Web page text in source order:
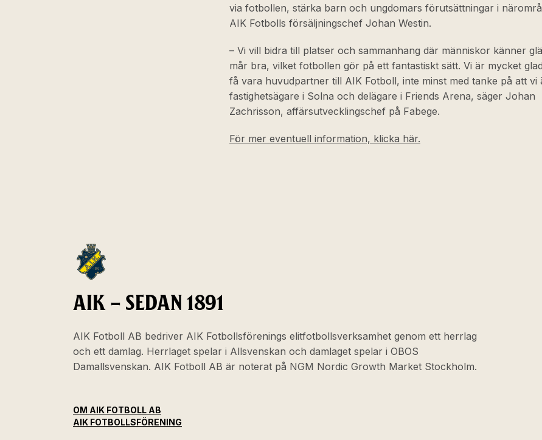
via fotbollen, stärka barn och ungdomars förutsättningar i
AIK Fotbolls försäljningschef Johan Westin.
– Vi vill bidra till platser och sammanhang där människor känner
mår bra, vilket fotbollen gör på ett fantastiskt sätt. Vi är mycket
få vara huvudpartner till AIK Fotboll, inte minst med tanke på att vi
fastighetsägare i Solna och delägare i Friends Arena, säger Johan
Zachrisson, affärsutvecklingschef på Fabege.
För mer eventuell information, klicka här.
AIK – SEDAN 1891
AIK Fotboll AB bedriver AIK Fotbollsförenings elitfotbollsverksamhet genom ett herrlag
och ett damlag. Herrlaget spelar i Allsvenskan och damlaget spelar i OBOS
Damallsvenskan. AIK Fotboll AB är noterat på NGM Nordic Growth Market Stockholm.
OM AIK FOTBOLL AB
AIK FOTBOLLSFÖRENING